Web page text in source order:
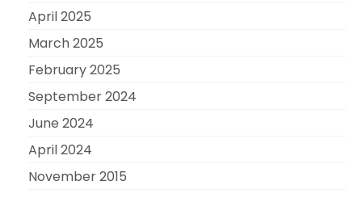
April 2025
March 2025
February 2025
September 2024
June 2024
April 2024
November 2015